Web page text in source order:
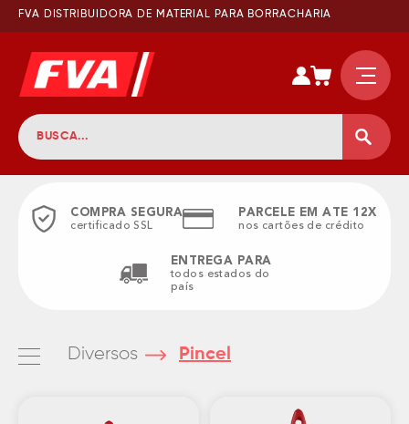
FVA DISTRIBUIDORA DE MATERIAL PARA BORRACHARIA
COMPRA SEGURA
certificado SSL
PARCELE EM ATE 12X
nos cartões de crédito
ENTREGA PARA
todos estados do
país
Diversos Pincel